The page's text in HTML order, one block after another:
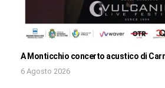
A Monticchio concerto acustico di
6 Agosto 2026